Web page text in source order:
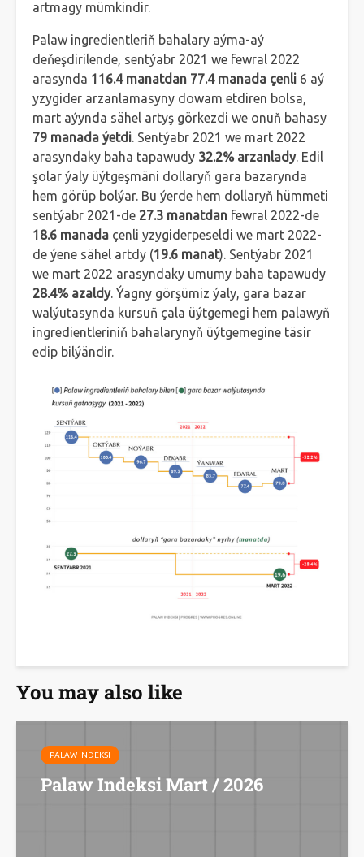
artmagy mümkindir.
Palaw ingredientleriň bahalary aýma-aý
deňeşdirilende, sentýabr 2021 we fewral 2022
arasynda 116.4 manatdan 77.4 manada çenli 6 aý
yzygider arzanlamasyny dowam etdiren bolsa,
mart aýynda sähel artyş görkezdi we onuň bahasy
79 manada ýetdi. Sentýabr 2021 we mart 2022
arasyndaky baha tapawudy 32.2% arzanlady. Edil
şolar ýaly üýtgeşmäni dollaryň gara bazarynda
hem görüp bolýar. Bu ýerde hem dollaryň hümmeti
sentýabr 2021-de 27.3 manatdan fewral 2022-de
18.6 manada çenli yzygiderpeseldi we mart 2022-
de ýene sähel artdy (19.6 manat). Sentýabr 2021
we mart 2022 arasyndaky umumy baha tapawudy
28.4% azaldy. Ýagny görşümiz ýaly, gara bazar
walýutasynda kursuň çala üýtgemegi hem palawyň
ingredientleriniň bahalarynyň üýtgemegine täsir
edip bilýändir.
You may also like
PALAW INDEKSI
Palaw Indeksi Mart / 2026